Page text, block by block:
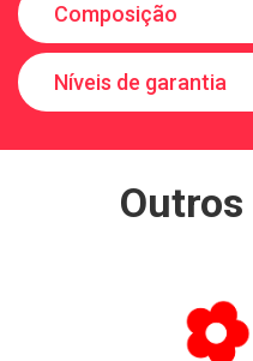
Composição
Níveis de garantia